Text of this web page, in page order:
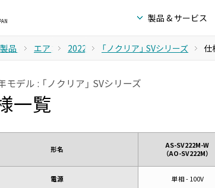
製品 & サービス
製品 &
ス
エアコ
2022年
「ノクリア」 SVシリーズ 仕
モデル : 「ノクリア」 SVシリーズ
一覧
形名
AS-SV222M-W
（AO-SV222M）
電源 単相 - 100V